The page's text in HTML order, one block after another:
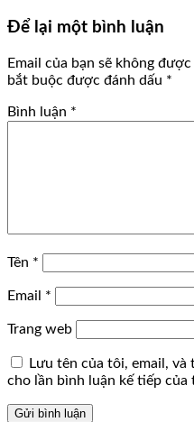
Để lại một bình luận
Email của bạn sẽ không
bắt buộc được đánh dấu *
Bình luận *
Tên *
Email *
Trang web
Lưu tên của tôi, email,
cho lần bình luận kế tiếp của